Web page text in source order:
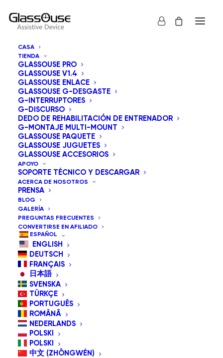
CASA
TIENDA
GLASSOUSE PRO
GLASSOUSE V1.4
GLASSOUSE ENLACE
GLASSOUSE G-DESGASTE
G-INTERRUPTORES
G-DISCURSO
DEDO DE REHABILITACIÓN DE ENTRENADOR
G-MONTAJE MULTI-MOUNT
GLASSOUSE PAQUETE
GLASSOUSE JUGUETES
GLASSOUSE ACCESORIOS
APOYO
SOPORTE TÉCNICO Y DESCARGAR
ACERCA DE NOSOTROS
PRENSA
BLOG
GALERÍA
PREGUNTAS FRECUENTES
CONVERTIRSE EN AFILIADO
ESPAÑOL
ENGLISH
DEUTSCH
FRANÇAIS
日本語
SVENSKA
TÜRKÇE
PORTUGUÊS
ROMÂNĂ
NEDERLANDS
POLSKI
POLSKI
中文 (ZHŌNGWÉN)
Mostrar todos los
Ordenar por precio: bajo a alto
Orden predeterminado
Ordenar por popularidad
Ordenar por precio: alto a bajo
¡OFERTA!
Paquete Especial